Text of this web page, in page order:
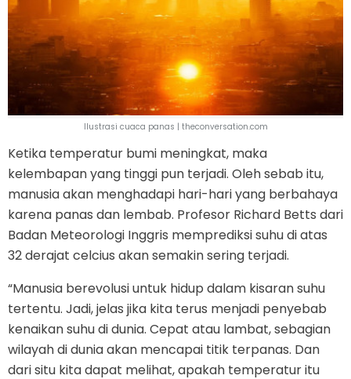
Ilustrasi cuaca panas | theconversation.com
Ketika temperatur bumi meningkat, maka
kelembapan yang tinggi pun terjadi. Oleh sebab itu,
manusia akan menghadapi hari-hari yang berbahaya
karena panas dan lembab. Profesor Richard Betts dari
Badan Meteorologi Inggris memprediksi suhu di atas
32 derajat celcius akan semakin sering terjadi.
“Manusia berevolusi untuk hidup dalam kisaran suhu
tertentu. Jadi, jelas jika kita terus menjadi penyebab
kenaikan suhu di dunia. Cepat atau lambat, sebagian
wilayah di dunia akan mencapai titik terpanas. Dan
dari situ kita dapat melihat, apakah temperatur itu